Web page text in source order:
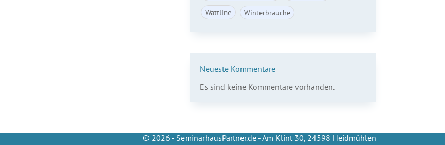
Wattline Winterbräuche
Neueste Kommentare
Es sind keine Kommentare vorhanden.
© 2026 - SeminarhausPartner.de - Am Klint 30, 24598 Heidmühlen